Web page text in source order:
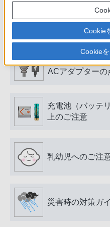
愛情点検のおす
電源プラグ・コ
ACアダプターの
充電池（バッテ
上のご注意
乳幼児へのご注
災害時の対策ガ
Cookie
Cookie